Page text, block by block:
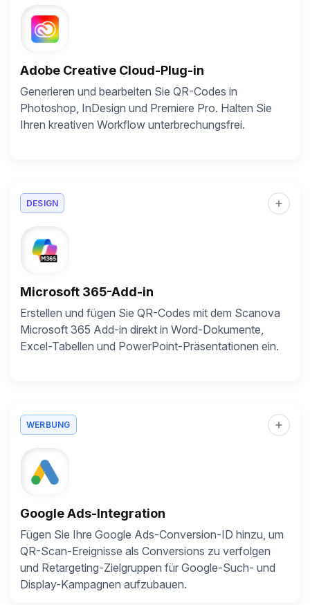
Adobe Creative Cloud-Plug-in
Generieren und bearbeiten Sie QR-Codes in
Photoshop, InDesign und Premiere Pro. Halten Sie
Ihren kreativen Workflow unterbrechungsfrei.
DESIGN
Microsoft 365-Add-in
Erstellen und fügen Sie QR-Codes mit dem Scanova
Microsoft 365 Add-in direkt in Word-Dokumente,
Excel-Tabellen und PowerPoint-Präsentationen ein.
WERBUNG
Google Ads-Integration
Fügen Sie Ihre Google Ads-Conversion-ID hinzu, um
QR-Scan-Ereignisse als Conversions zu verfolgen
und Retargeting-Zielgruppen für Google-Such- und
Display-Kampagnen aufzubauen.